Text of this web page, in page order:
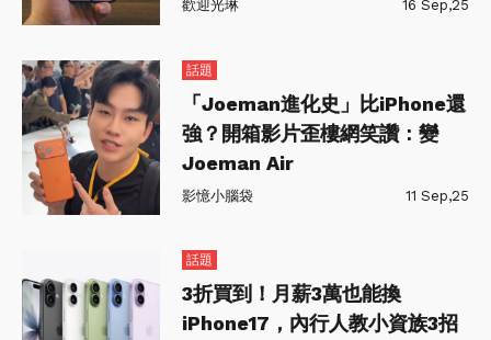
歡迎光琳 16 Sep,25
話題
「Joeman進化史」比iPhone還
強？開箱影片歪樓網笑讚：變
Joeman Air
影憶小腦袋 11 Sep,25
話題
3折買到！月薪3萬也能換
iPhone17，內行人教小資族3招